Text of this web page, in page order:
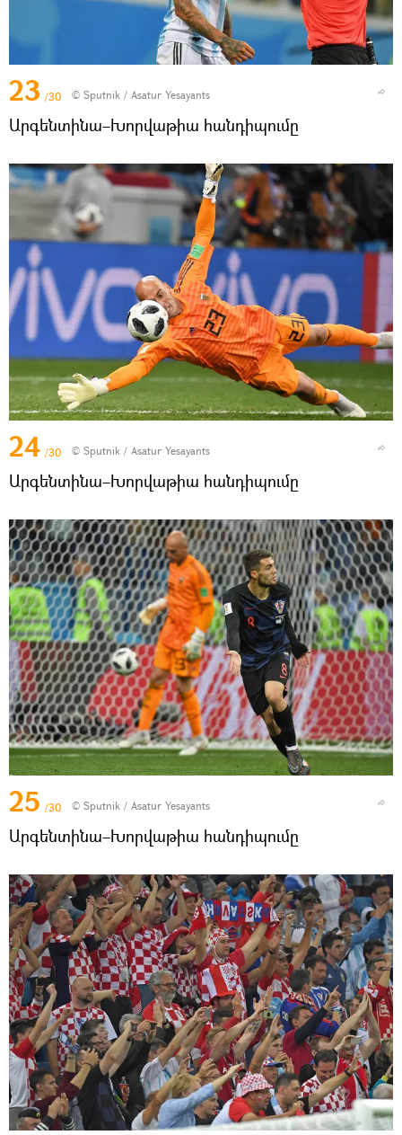
23 /30 © Sputnik / Asatur Yesayants
Արգենտինա–Խորվաթիա հանդիպումը
24 /30 © Sputnik / Asatur Yesayants
Արգենտինա–Խորվաթիա հանդիպումը
25 /30 © Sputnik / Asatur Yesayants
Արգենտինա–Խորվաթիա հանդիպումը